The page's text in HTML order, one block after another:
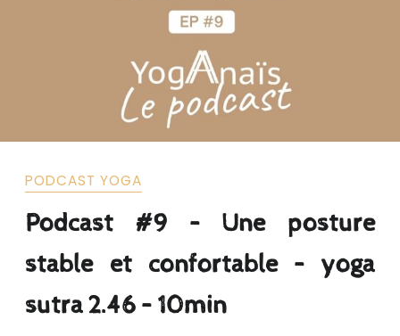
PODCAST YOGA
Podcast #9 – Une posture
stable et confortable – yoga
sutra 2.46 – 10min